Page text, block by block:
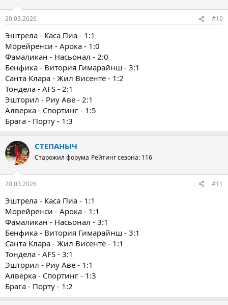
20.03.2026 #10
Эштрела - Каса Пиа - 1:1
Морейренси - Арока - 1:0
Фамаликан - Насьонал - 2:0
Бенфика - Витория Гимарайнш - 3:1
Санта Клара - Жил Висенте - 1:2
Тондела - AFS - 2:1
Эшторил - Риу Аве - 2:1
Алверка - Спортинг - 1:5
Брага - Порту - 1:3
СТЕПАНЫЧ
Старожил форума Рейтинг сезона: 116
20.03.2026 #11
Эштрела - Каса Пиа - 1:1
Морейренси - Арока - 1:1
Фамаликан - Насьонал - 3:1
Бенфика - Витория Гимарайнш - 3:1
Санта Клара - Жил Висенте - 1:1
Тондела - AFS - 3:1
Эшторил - Риу Аве - 1:1
Алверка - Спортинг - 1:3
Брага - Порту - 1:2